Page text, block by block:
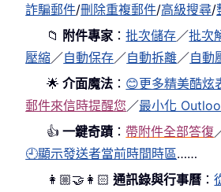
詐騙郵件/刪除重複郵件/高級搜尋/
📁 附件專家 ：批次儲存／批次
壓縮／自動保存／自動拆離／自動
🌟 介面魔法 ： 😊更多精美酷炫
郵件來信時提醒您 ／最小化
👍 一鍵奇蹟 ： 帶附件全部答復
🕘顯示發送者當前時間時區……
👩🏼‍🤝‍👩🏻 通訊錄與行事曆 ：